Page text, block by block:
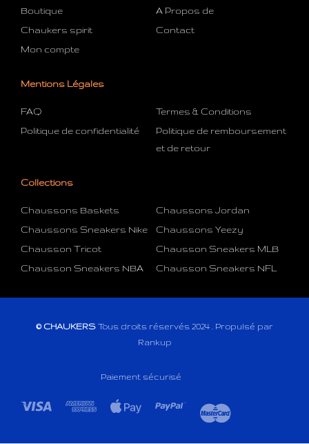
Boutique
A Propos de
Chaukers spirit
Contact
Mon compte
Mentions Légales
FAQ
Termes & Conditions
Politique de confidentialité
Politique de remboursement
et de retour
Collections
Chaussons Baskets
Chaussons Jordan
Chaussons Sneakers Nike
Chaussons Yeezy
Chausson Tricot
Chausson Sneakers MLB
Chausson Sneakers NBA
Chausson Sneakers NFL
© CHAUKERS Tous droits réservés 2024 . Propulsé par
Rankup
Paiement sécurisé